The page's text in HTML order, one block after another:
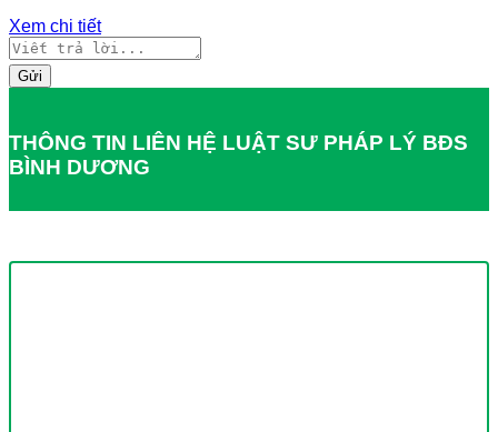
Xem chi tiết
Gửi
THÔNG TIN LIÊN HỆ LUẬT SƯ PHÁP LÝ BĐS
BÌNH DƯƠNG